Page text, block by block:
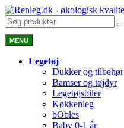
MENU
Legetøj
Dukker og tilbehør
Bamser og tøjdyr
Legetøjsbiler
Køkkenleg
bObles
Baby 0-1 år